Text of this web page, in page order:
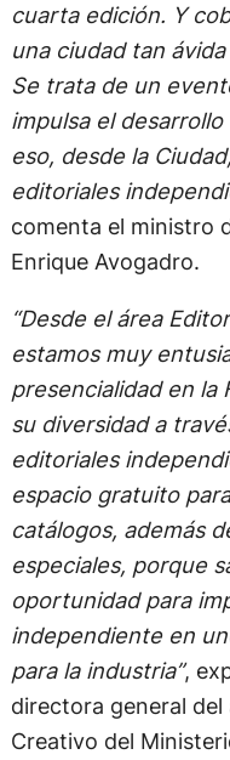
cuarta edición. Y
una ciudad tan
Se trata de un
impulsa el
eso, desde la
editoriales
comenta el ministro
Enrique Avogadro.
“Desde el área
estamos muy
presencialidad en la
su diversidad a
editoriales
espacio gratuito
catálogos, además
especiales, porque
oportunidad para
independiente en
para la industria”,
directora general del
Creativo del